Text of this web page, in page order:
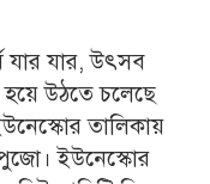
যার যার, উৎসব
উঠতে চলেছে
তালিকায়
ইউনেস্কোর